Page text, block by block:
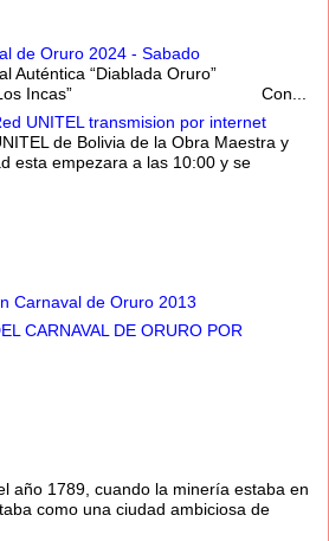
de Oruro 2024 - Sabado
Auténtica “Diablada Oruro”
Sol “Los Incas” Con...
UNITEL transmision por internet
de Bolivia de la Obra Maestra y
esta empezara a las 10:00 y se
Carnaval de Oruro 2013
CARNAVAL DE ORURO POR
año 1789, cuando la minería estaba en
como una ciudad ambiciosa de